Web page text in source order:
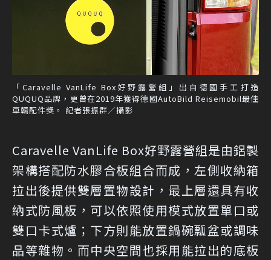
「Caravelle VanLife Box好野露營組」出自德國手工打造
QUQUQ品牌，更曾在2019年獲得德國AutoBild Reisemobil最佳
車輛配件獎。 記者張振群／攝影
Caravelle VanLife Box好野露營組是由鋁製
架構搭配防水膠合板組合而成，左側收納箱
拉出後提供雙層置物設計，最上層還具有收
納式防風板，可以依照使用模式放置單口或
雙口卡式爐；下方則能放置鍋碗瓢盆或調味
品等雜物。而中央空間也採用能拉出的底板